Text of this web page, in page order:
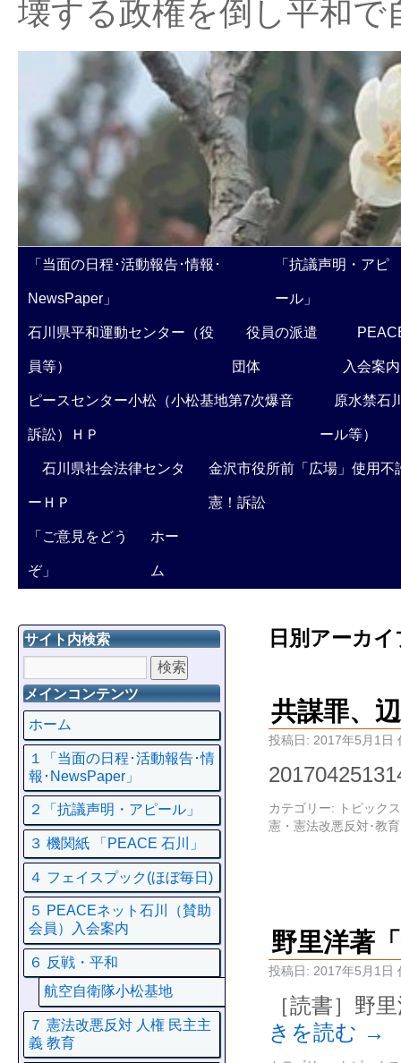
壊する政権を倒し平和
「当面の日程･活動報告･情報･
NewsPaper」
「抗議声明・アピ
ール」
石川県平和運動センター（役
員等）
役員の派遣
団体 入会案内
ピースセンター小松（小松基地第7次爆音
訴訟）ＨＰ
原水禁石
ール等）
石川県社会法律センタ
ーＨＰ
金沢市役所前「広場」使用不
憲！訴訟
「ご意見をどう
ぞ」
ホー
ム
日別アーカ
共謀罪、
投稿日: 2017年5月1日
カテゴリー:
トピックス
憲・憲法改悪反対･教
野里洋著
投稿日: 2017年5月1日
［読書］野
きを読む →
サイト内検索
メインコンテンツ
ホーム
１「当面の日程･活動報告･情
報･NewsPaper」
２「抗議声明・アピール」
３ 機関紙 「PEACE 石川」
４ フェイスプック(ほぼ毎日)
５ PEACEネット石川（賛助
会員）入会案内
６ 反戦・平和
航空自衛隊小松基地
７ 憲法改悪反対 人権 民主主
義 教育